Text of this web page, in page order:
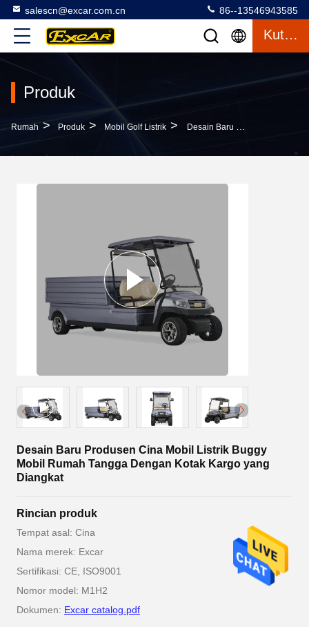
salescn@excar.com.cn 86--13546943585
Kutipan
Produk
Rumah > Produk > Mobil Golf Listrik > Desain Baru Produsen Cina Mobil Listrik Buggy Mobil Rumah Tangga Dengan Kotak Kargo Yang Diangkat
Desain Baru Produsen Cina Mobil Listrik Buggy
Mobil Rumah Tangga Dengan Kotak Kargo yang
Diangkat
Rincian produk
Tempat asal: Cina
Nama merek: Excar
Sertifikasi: CE, ISO9001
Nomor model: M1H2
Dokumen: Excar catalog.pdf